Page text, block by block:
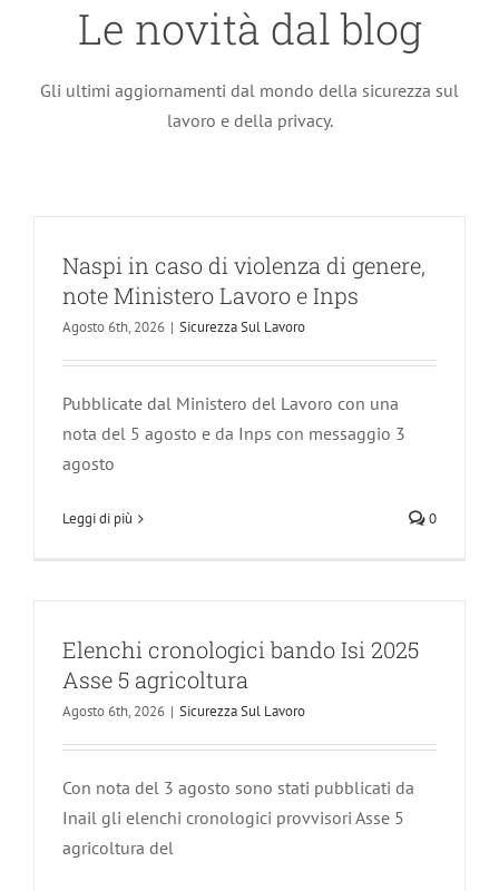
Le novità dal blog
Gli ultimi aggiornamenti dal mondo della sicurezza sul
lavoro e della privacy.
Naspi in caso di violenza di genere,
note Ministero Lavoro e Inps
Agosto 6th, 2026 | Sicurezza Sul Lavoro
Pubblicate dal Ministero del Lavoro con una
nota del 5 agosto e da Inps con messaggio 3
agosto
Leggi di più 0
Elenchi cronologici bando Isi 2025
Asse 5 agricoltura
Agosto 6th, 2026 | Sicurezza Sul Lavoro
Con nota del 3 agosto sono stati pubblicati da
Inail gli elenchi cronologici provvisori Asse 5
agricoltura del